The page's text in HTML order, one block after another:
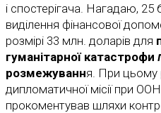
і спостерігача. Нагадаю, 25
виділення фінансової
розмірі 33 млн. доларів для
гуманітарної катастрофи
розмежування. При цьому
дипломатичної місії при
прокоментував шляхи